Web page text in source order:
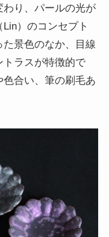
わり、パールの光が
）のコンセプト
景色のなか、目線
トラスが特徴的で
合い、筆の刷毛あ